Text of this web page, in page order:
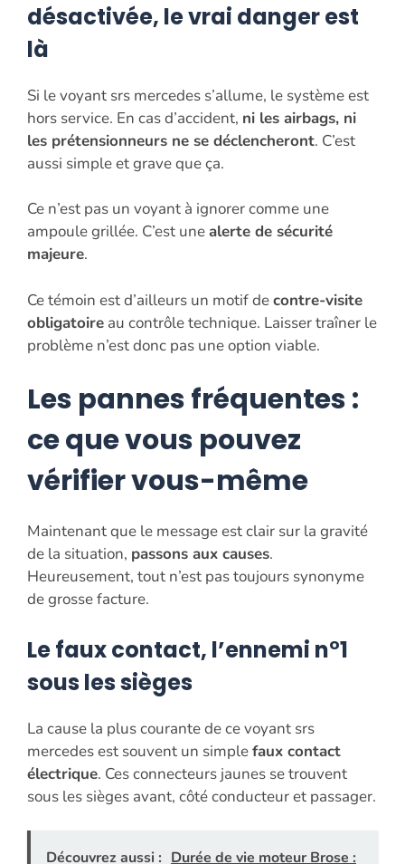
désactivée, le vrai danger est
là
Si le voyant srs mercedes s’allume, le système est
hors service. En cas d’accident, ni les airbags, ni
les prétensionneurs ne se déclencheront. C’est
aussi simple et grave que ça.
Ce n’est pas un voyant à ignorer comme une
ampoule grillée. C’est unealerte de sécurité
majeure.
Ce témoin est d’ailleurs un motif decontre-visite
obligatoire au contrôle technique. Laisser traîner le
problème n’est donc pas une option viable.
Les pannes fréquentes :
ce que vous pouvez
vérifier vous-même
Maintenant que le message est clair sur la gravité
de la situation, passons aux causes.
Heureusement, tout n’est pas toujours synonyme
de grosse facture.
Le faux contact, l’ennemi n°1
sous les sièges
La cause la plus courante de ce voyant srs
mercedes est souvent un simplefaux contact
électrique. Ces connecteurs jaunes se trouvent
sous les sièges avant, côté conducteur et passager.
Découvrez aussi : Durée de vie moteur Brose :